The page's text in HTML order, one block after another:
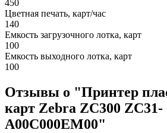
450
Цветная печать, карт/час
140
Емкость загрузочного лотка, карт
100
Емкость выходного лотка, карт
100
Отзывы о "Принтер
карт Zebra ZC300 ZC31-
A00C000EM00"